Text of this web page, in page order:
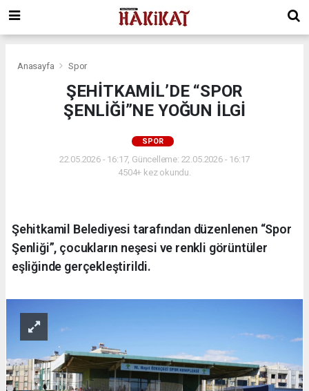
Anasayfa Spor
ŞEHİTKAMİL’DE “SPOR
ŞENLİĞİ”NE YOĞUN İLGİ
SPOR
22.05.2026 - 16:17, Güncelleme: 22.05.2026 - 16:17
4504+ kez okundu.
Şehitkamil Belediyesi tarafından düzenlenen “Spor
Şenliği”, çocukların neşesi ve renkli görüntüler
eşliğinde gerçekleştirildi.